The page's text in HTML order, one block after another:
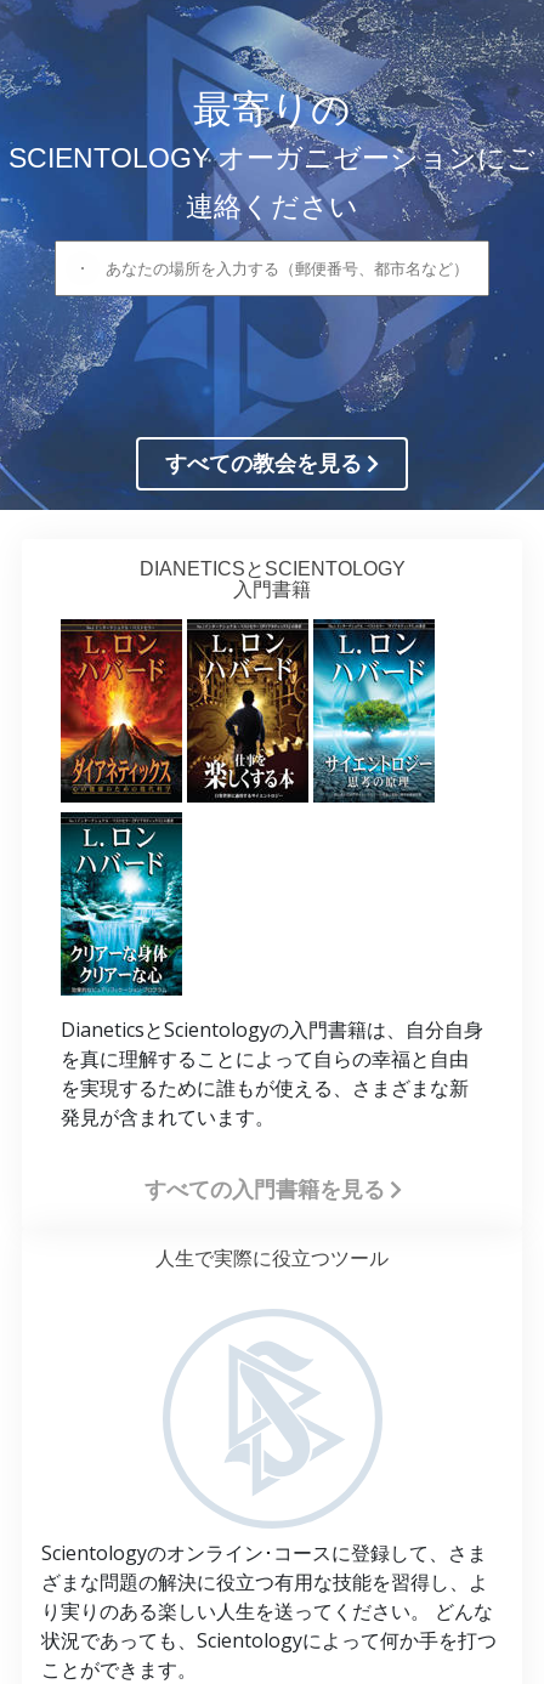
最寄りの
SCIENTOLOGY オーガニゼーションにご
連絡ください
すべての教会を見る
DIANETICSとSCIENTOLOGY
入門書籍
DianeticsとScientologyの入門書籍は、自分自身
を真に理解することによって自らの幸福と自由
を実現するために誰もが使える、さまざまな新
発見が含まれています。
すべての入門書籍を見る
人生で実際に役立つツール
Scientologyのオンライン･コースに登録して、さま
ざまな問題の解決に役立つ有用な技能を習得し、よ
り実りのある楽しい人生を送ってください。 どんな
状況であっても、Scientologyによって何か手を打つ
ことができます。